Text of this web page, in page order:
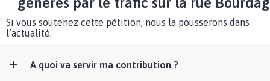
Si vous soutenez cette pétition, nous la pousserons dans
l’actualité.
A quoi va servir ma contribution ?